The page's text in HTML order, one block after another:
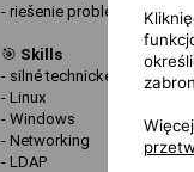
- riešenie problémov
🎯 Skills
- silné technické zázemie
- Linux
- Windows
- Networking
- LDAP